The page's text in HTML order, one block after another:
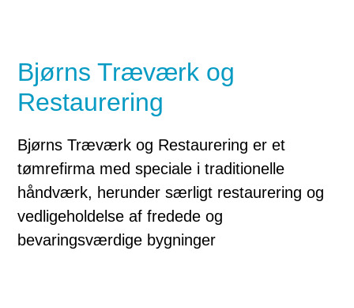
Bjørns Træværk og
Restaurering
Bjørns Træværk og Restaurering er et
tømrefirma med speciale i traditionelle
håndværk, herunder særligt restaurering og
vedligeholdelse af fredede og
bevaringsværdige bygninger